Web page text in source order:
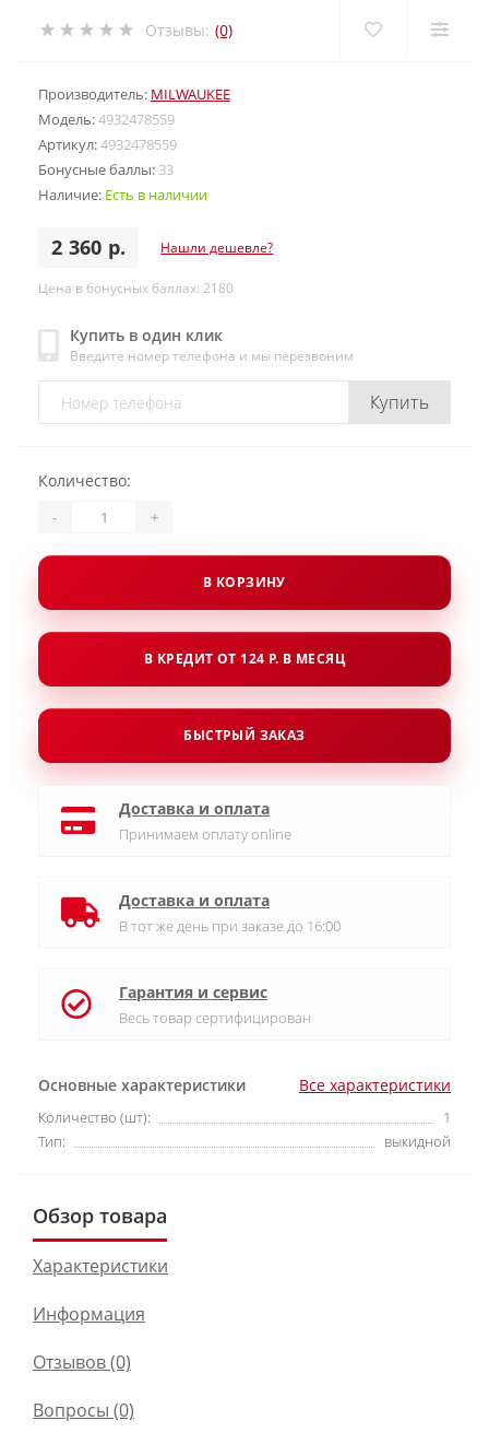
Отзывы: (0)
Производитель: MILWAUKEE
Модель:4932478559
Артикул:4932478559
Бонусные баллы: 33
Наличие: Есть в наличии
2 360 р. Нашли дешевле?
Цена в бонусных баллах: 2180
Купить в один клик
Введите номер телефона и мы перезвоним
Купить
Основные характеристики Все характеристики
Количество (шт):
1
Тип:
выкидной
Количество:
- +
В КОРЗИНУ
В КРЕДИТ ОТ 124 Р. В МЕСЯЦ
БЫСТРЫЙ ЗАКАЗ
Доставка и оплата
Принимаем оплату online
Доставка и оплата
В тот же день при заказе до 16:00
Гарантия и сервис
Весь товар сертифицирован
Обзор товара
Характеристики
Информация
Отзывов (0)
Вопросы (0)